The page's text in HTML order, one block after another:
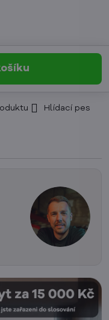
Hlídací pes